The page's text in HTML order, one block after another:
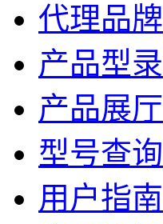
代理品牌
产品型录
产品展厅
型号查询
用户指南